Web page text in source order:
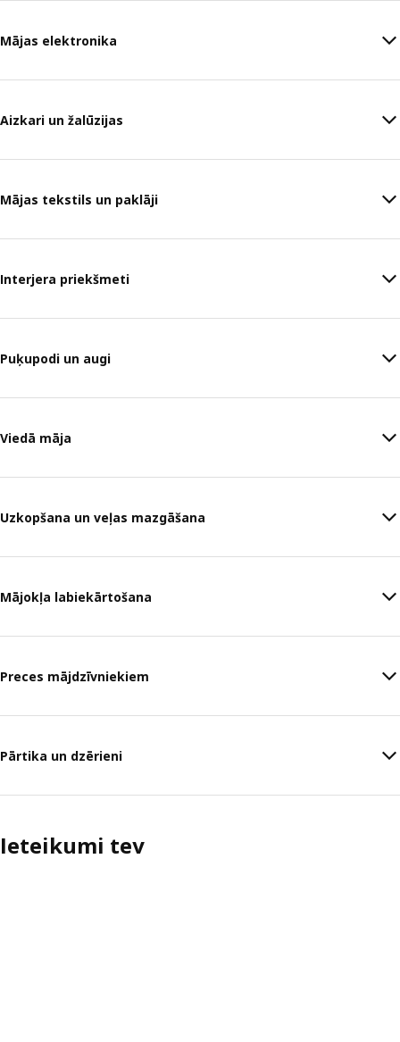
Mājas elektronika
Aizkari un žalūzijas
Mājas tekstils un paklāji
Interjera priekšmeti
Puķupodi un augi
Viedā māja
Uzkopšana un veļas mazgāšana
Mājokļa labiekārtošana
Preces mājdzīvniekiem
Pārtika un dzērieni
Ieteikumi tev